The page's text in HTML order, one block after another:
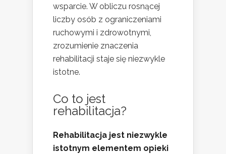
wsparcie. W obliczu rosnącej
liczby osób z ograniczeniami
ruchowymi i zdrowotnymi,
zrozumienie znaczenia
rehabilitacji staje się niezwykle
istotne.
Co to jest
rehabilitacja?
Rehabilitacja jest niezwykle
istotnym elementem opieki